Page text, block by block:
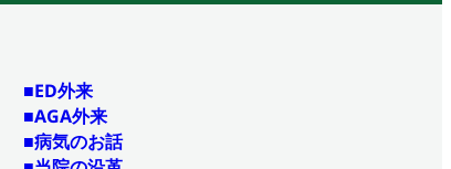
■ED外来
■AGA外来
■病気のお話